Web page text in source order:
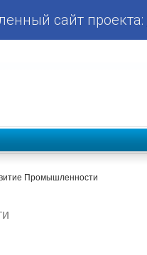
сайт проекта:
Промышленности